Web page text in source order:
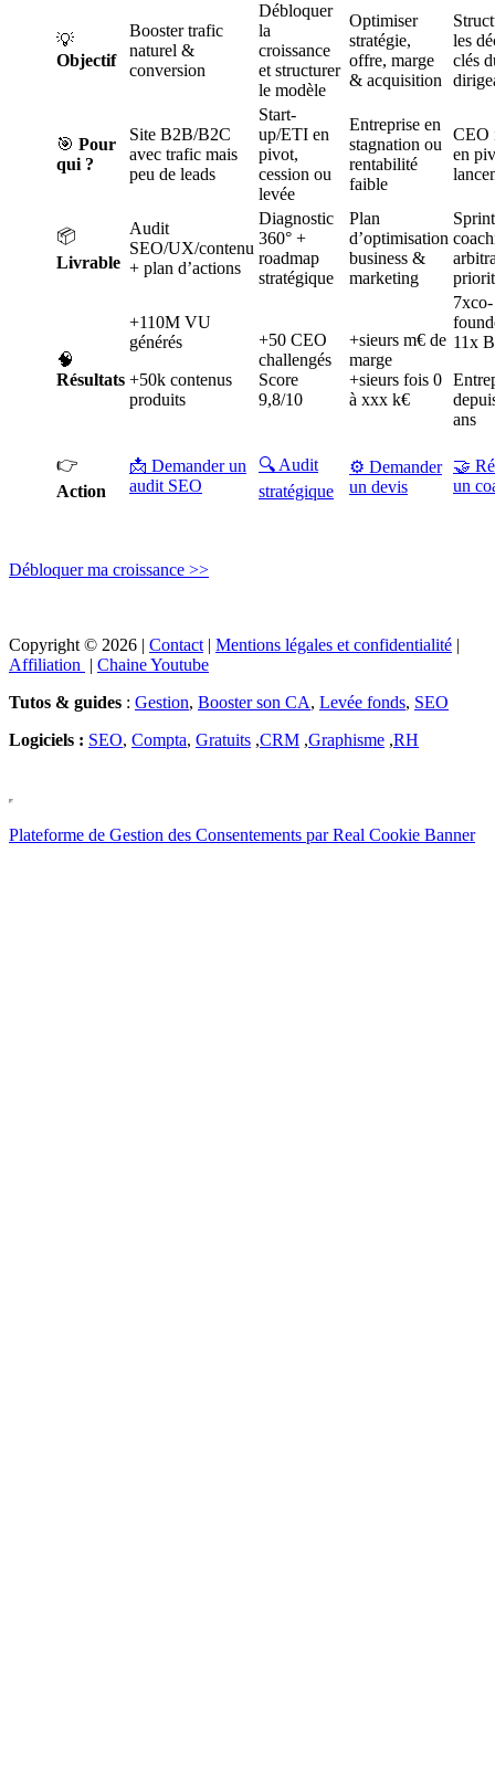
💡
Objectif
Booster trafic
naturel &
conversion
Débloquer
la
croissance
et structurer
le modèle
Optimiser
stratégie,
offre, marge
& acquisition
les
clés
🎯 Pour
qui ?
Site B2B/B2C
avec trafic mais
peu de leads
Start-
up/ETI en
pivot,
cession ou
levée
Entreprise en
stagnation ou
rentabilité
faible
CEO
en
📦
Livrable
Audit
SEO/UX/contenu
+ plan d’actions
Diagnostic
360° +
roadmap
stratégique
Plan
d’optimisation
business &
marketing
🧠
Résultats
+110M VU
générés
+50k contenus
produits
+50 CEO
challengés
Score
9,8/10
+sieurs m€ de
marge
+sieurs fois 0
à xxx k€
7xco-
11x
ans
👉
Action
📩 Demander un
audit SEO
🔍 Audit
stratégique
⚙️ Demander
un devis
🤝
un
Débloquer ma croissance >>
Copyright © 2026 | Contact | Mentions légales et confidentialité |
Affiliation | Chaine Youtube
Tutos & guides : Gestion, Booster son CA, Levée fonds, SEO
Logiciels : SEO, Compta, Gratuits ,CRM ,Graphisme ,RH
Plateforme de Gestion des Consentements par Real Cookie Banner